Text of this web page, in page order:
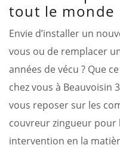
tout le monde
Envie d’installer un
vous ou de remplacer
années de vécu ? Que
chez vous à Beauvoisin
vous reposer sur les
couvreur zingueur pour
intervention en la